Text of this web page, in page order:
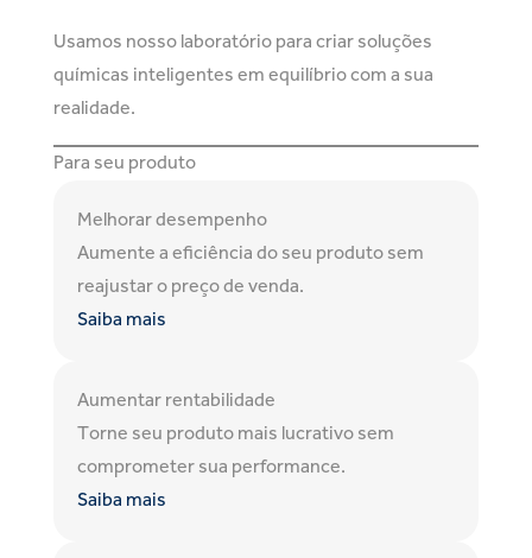
Usamos nosso laboratório para criar soluções
químicas inteligentes em equilíbrio com a sua
realidade.
Para seu produto
Melhorar desempenho
Aumente a eficiência do seu produto sem
reajustar o preço de venda.
Saiba mais
Aumentar rentabilidade
Torne seu produto mais lucrativo sem
comprometer sua performance.
Saiba mais